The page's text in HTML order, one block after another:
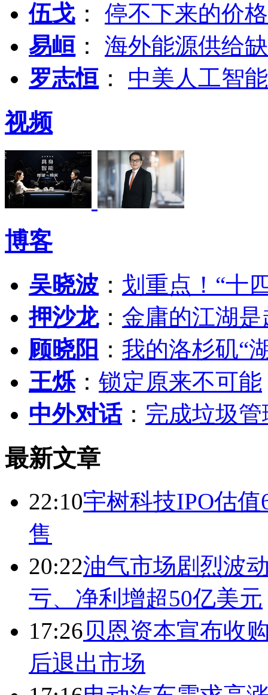
伍戈 ： 停不下来的价
易峘 ： 海外能源供给
罗志恒 ： 中美人工智
视频
博客
吴晓波 ： 划重点！“十
押沙龙： 金庸的江湖
顾晓阳 ： 我的洛杉矶“
王烁： 锁定原来不可能
中外对话： 完成垃圾管
最新文章
22:10宇树科技IPO估值
售
20:22油气市场剧烈波
亏、净利增超50亿美元
17:26贝恩资本宣布收
后退出市场